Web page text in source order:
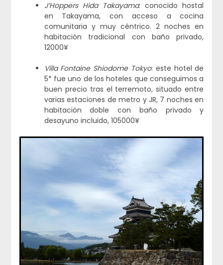
J’Hoppers Hida Takayama: conocido hostal
en Takayama, con acceso a cocina
comunitaria y muy céntrico. 2 noches en
habitación tradicional con baño privado,
12000¥
Villa Fontaine Shiodome Tokyo: este hotel de
5* fue uno de los hoteles que conseguimos a
buen precio tras el terremoto, situado entre
varias estaciones de metro y JR, 7 noches en
habitación doble con baño privado y
desayuno incluido, 105000¥